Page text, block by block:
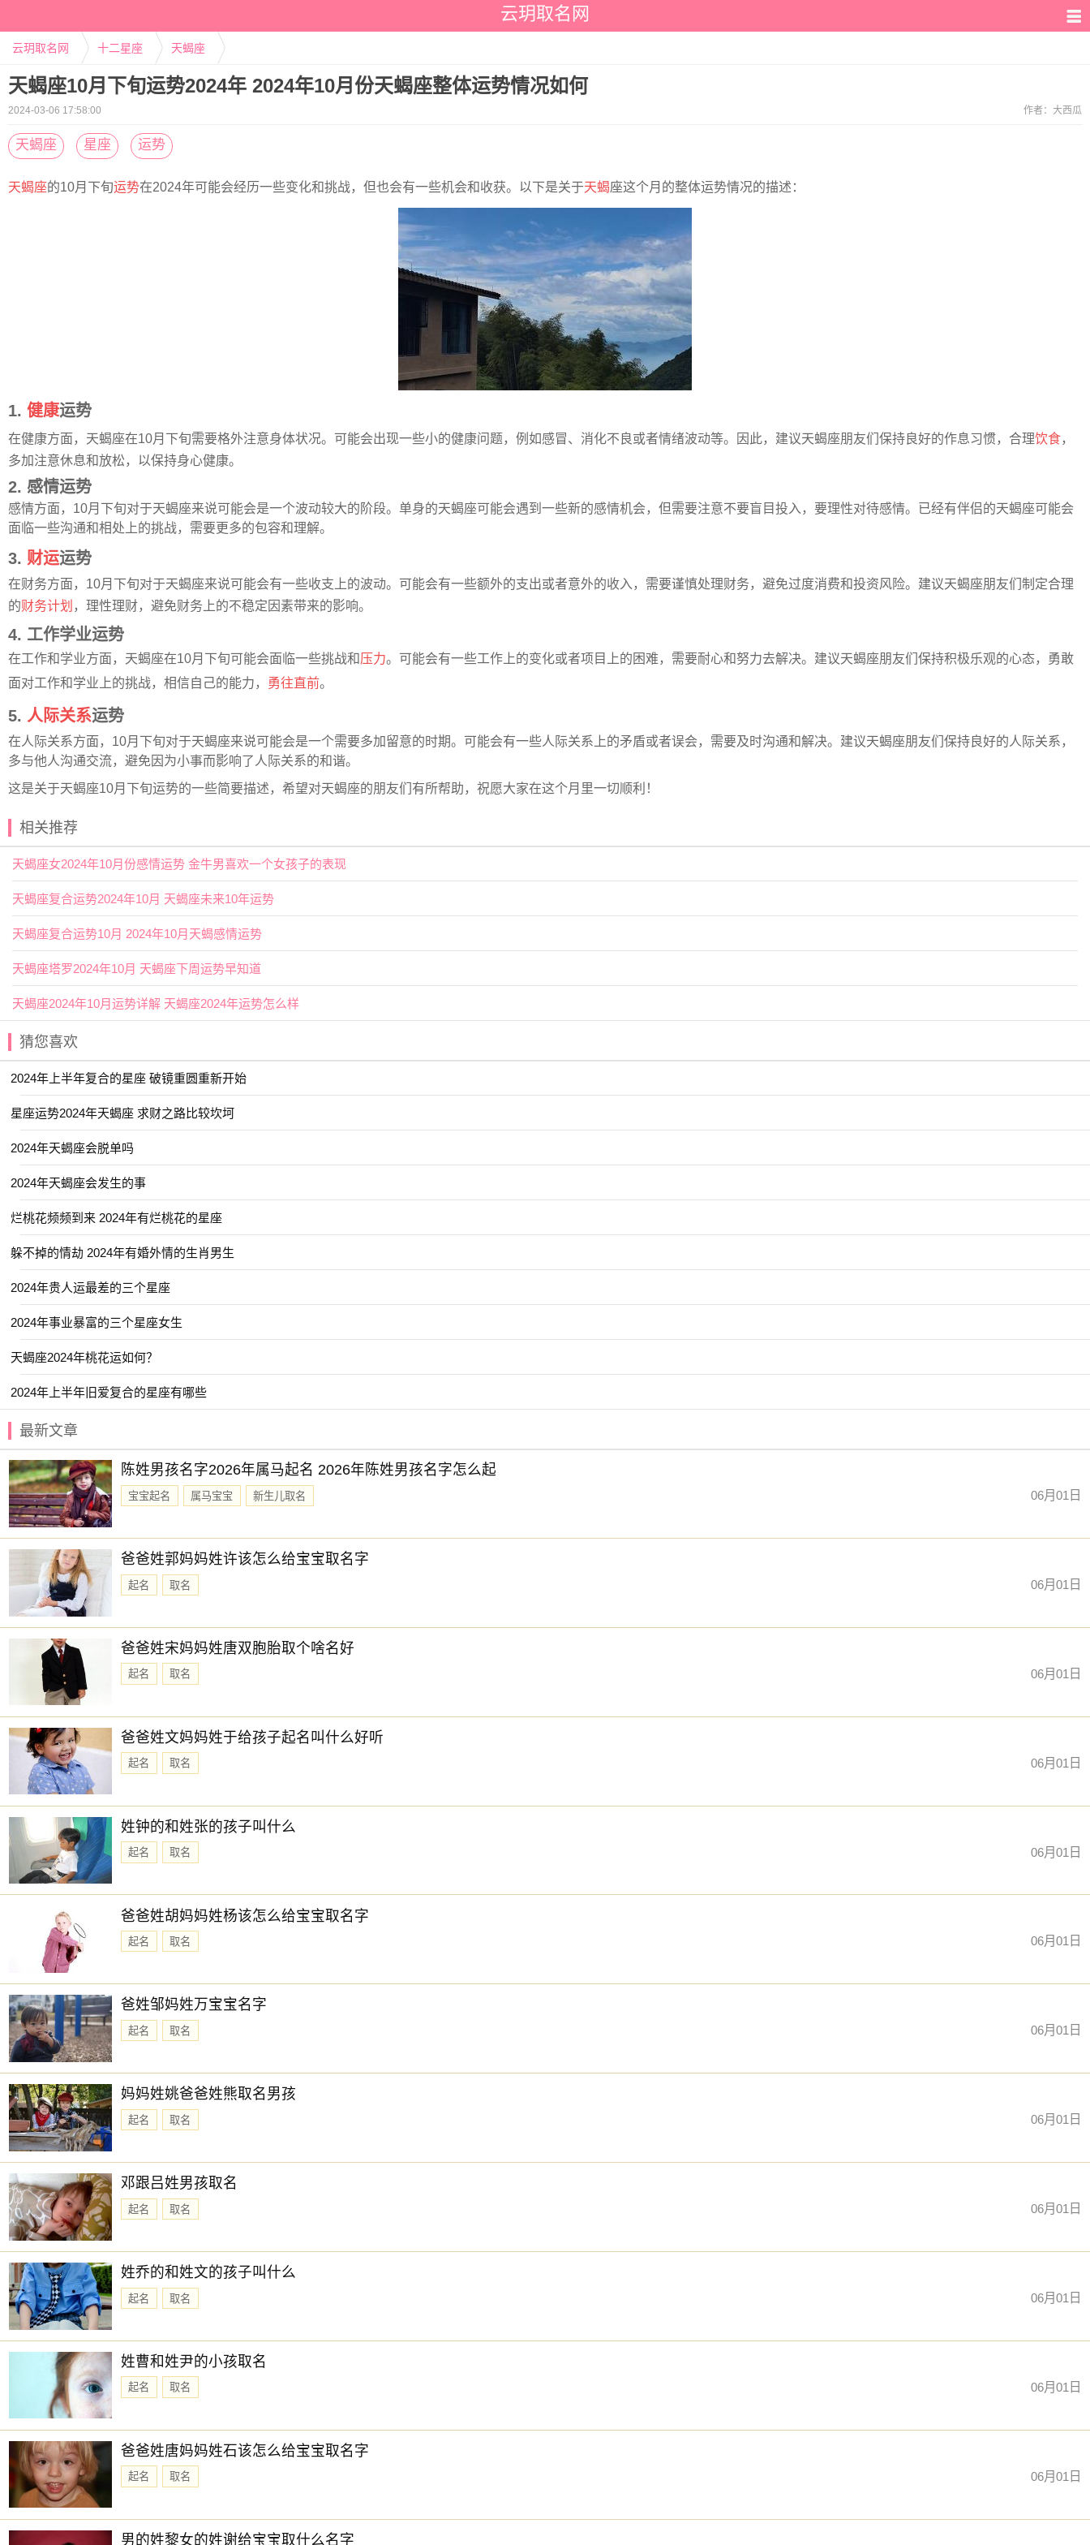
云玥取名网
云玥取名网 十二星座 天蝎座
天蝎座10月下旬运势2024年 2024年10月份天蝎座整体运势情况如何
2024-03-06 17:58:00 作者： 大西瓜
天蝎座 星座 运势
天蝎座的10月下旬运势在2024年可能会经历一些变化和挑战，但也会有一些机会和收获。以下是关于天蝎座这个月的整体运势情况的描述：
1. 健康运势
在健康方面，天蝎座在10月下旬需要格外注意身体状况。可能会出现一些小的健康问题，例如感冒、消化不良或者情绪波动等。因此，建议天蝎座朋友们保持良好的作息习惯，合理饮食，
多加注意休息和放松，以保持身心健康。
2. 感情运势
感情方面，10月下旬对于天蝎座来说可能会是一个波动较大的阶段。单身的天蝎座可能会遇到一些新的感情机会，但需要注意不要盲目投入，要理性对待感情。已经有伴侣的天蝎座可能会
面临一些沟通和相处上的挑战，需要更多的包容和理解。
3. 财运运势
在财务方面，10月下旬对于天蝎座来说可能会有一些收支上的波动。可能会有一些额外的支出或者意外的收入，需要谨慎处理财务，避免过度消费和投资风险。建议天蝎座朋友们制定合理
的财务计划 ，理性理财，避免财务上的不稳定因素带来的影响。
4. 工作学业运势
在工作和学业方面，天蝎座在10月下旬可能会面临一些挑战和压力。可能会有一些工作上的变化或者项目上的困难，需要耐心和努力去解决。建议天蝎座朋友们保持积极乐观的心态，勇敢
面对工作和学业上的挑战，相信自己的能力， 勇往直前。
5. 人际关系运势
在人际关系方面，10月下旬对于天蝎座来说可能会是一个需要多加留意的时期。可能会有一些人际关系上的矛盾或者误会，需要及时沟通和解决。建议天蝎座朋友们保持良好的人际关系，
多与他人沟通交流，避免因为小事而影响了人际关系的和谐。
这是关于天蝎座10月下旬运势的一些简要描述，希望对天蝎座的朋友们有所帮助，祝愿大家在这个月里一切顺利！
相关推荐
天蝎座女2024年10月份感情运势 金牛男喜欢一个女孩子的表现
天蝎座复合运势2024年10月 天蝎座未来10年运势
天蝎座复合运势10月 2024年10月天蝎感情运势
天蝎座塔罗2024年10月 天蝎座下周运势早知道
天蝎座2024年10月运势详解 天蝎座2024年运势怎么样
猜您喜欢
2024年上半年复合的星座 破镜重圆重新开始
星座运势2024年天蝎座 求财之路比较坎坷
2024年天蝎座会脱单吗
2024年天蝎座会发生的事
烂桃花频频到来 2024年有烂桃花的星座
躲不掉的情劫 2024年有婚外情的生肖男生
2024年贵人运最差的三个星座
2024年事业暴富的三个星座女生
天蝎座2024年桃花运如何？
2024年上半年旧爱复合的星座有哪些
最新文章
陈姓男孩名字2026年属马起名 2026年陈姓男孩名字怎么起
宝宝起名 属马宝宝 新生儿取名 06月01日
爸爸姓郭妈妈姓许该怎么给宝宝取名字
起名 取名 06月01日
爸爸姓宋妈妈姓唐双胞胎取个啥名好
起名 取名 06月01日
爸爸姓文妈妈姓于给孩子起名叫什么好听
起名 取名 06月01日
姓钟的和姓张的孩子叫什么
起名 取名 06月01日
爸爸姓胡妈妈姓杨该怎么给宝宝取名字
起名 取名 06月01日
爸姓邹妈姓万宝宝名字
起名 取名 06月01日
妈妈姓姚爸爸姓熊取名男孩
起名 取名 06月01日
邓跟吕姓男孩取名
起名 取名 06月01日
姓乔的和姓文的孩子叫什么
起名 取名 06月01日
姓曹和姓尹的小孩取名
起名 取名 06月01日
爸爸姓唐妈妈姓石该怎么给宝宝取名字
起名 取名 06月01日
男的姓黎女的姓谢给宝宝取什么名字